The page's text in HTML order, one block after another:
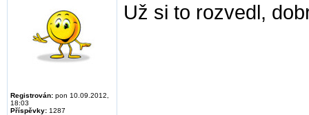
Registrován: pon 10.09.2012,
18:03
Příspěvky: 1287
Už si to rozvedl,